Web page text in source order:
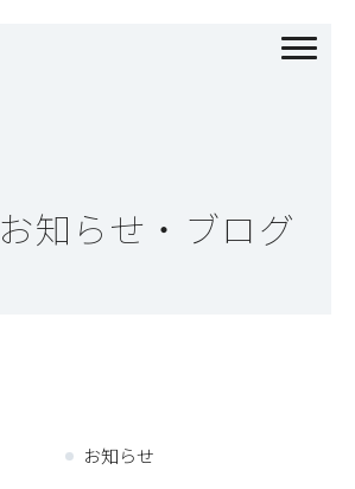
お知らせ・ブログ
お知らせ